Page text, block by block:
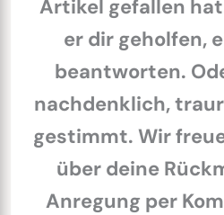
Artikel gefallen
er dir geholfen,
beantworten.
nachdenklich,
gestimmt. Wir
über deine
Anregung per